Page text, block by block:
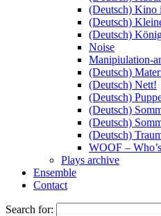
(Deutsch) Kino
(Deutsch)
(Deutsch)
Noise
Manipiulation-
(Deutsch)
(Deutsch) Nett!
(Deutsch)
(Deutsch)
(Deutsch)
(Deutsch)
WOOF –
Plays archive
Ensemble
Contact
Search for: